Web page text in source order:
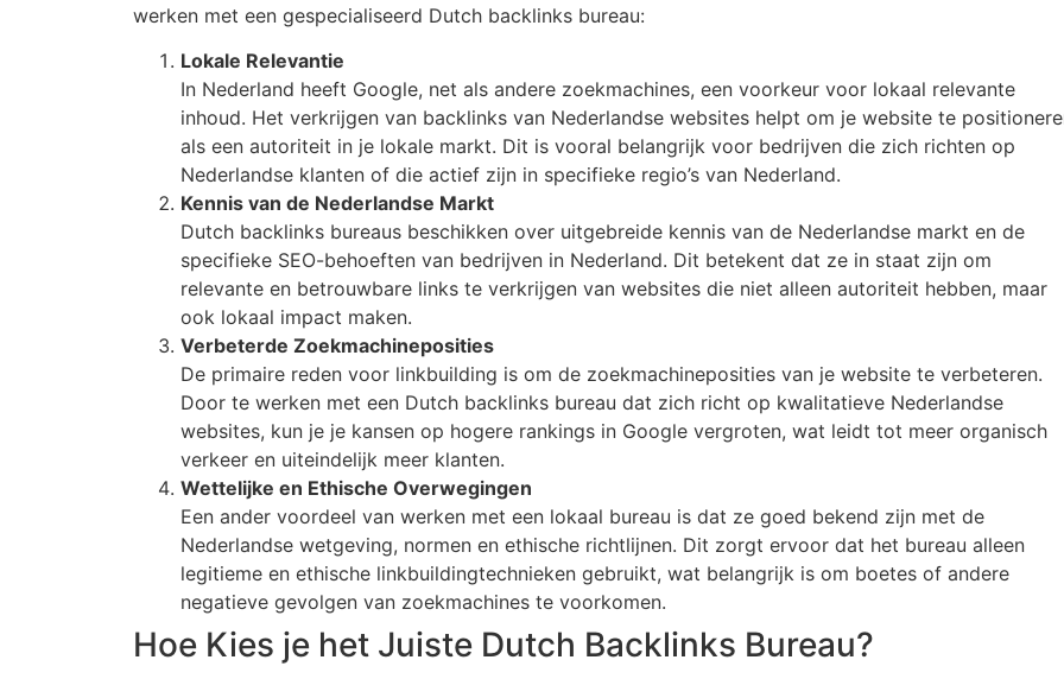
werken met een gespecialiseerd Dutch backlinks bureau:
Lokale Relevantie
In Nederland heeft Google, net als andere zoekmachines, een voorkeur voor lokaal relevante
inhoud. Het verkrijgen van backlinks van Nederlandse websites helpt om je website te
als een autoriteit in je lokale markt. Dit is vooral belangrijk voor bedrijven die zich richten op
Nederlandse klanten of die actief zijn in specifieke regio’s van Nederland.
Kennis van de Nederlandse Markt
Dutch backlinks bureaus beschikken over uitgebreide kennis van de Nederlandse markt en de
specifieke SEO-behoeften van bedrijven in Nederland. Dit betekent dat ze in staat zijn om
relevante en betrouwbare links te verkrijgen van websites die niet alleen autoriteit hebben, maar
ook lokaal impact maken.
Verbeterde Zoekmachineposities
De primaire reden voor linkbuilding is om de zoekmachineposities van je website te verbeteren.
Door te werken met een Dutch backlinks bureau dat zich richt op kwalitatieve Nederlandse
websites, kun je je kansen op hogere rankings in Google vergroten, wat leidt tot meer organisch
verkeer en uiteindelijk meer klanten.
Wettelijke en Ethische Overwegingen
Een ander voordeel van werken met een lokaal bureau is dat ze goed bekend zijn met de
Nederlandse wetgeving, normen en ethische richtlijnen. Dit zorgt ervoor dat het bureau alleen
legitieme en ethische linkbuildingtechnieken gebruikt, wat belangrijk is om boetes of andere
negatieve gevolgen van zoekmachines te voorkomen.
Hoe Kies je het Juiste Dutch Backlinks Bureau?